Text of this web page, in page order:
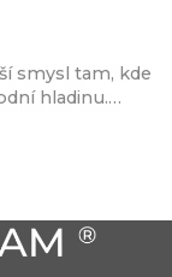
smysl tam, kde
hladinu.…